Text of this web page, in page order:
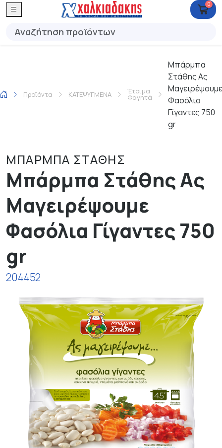
0
Προϊόντα ΚΑΤΕΨΥΓΜΕΝΑ Έτοιμα
Φαγητά
Μπάρμπα
Στάθης Ας
Μαγειρέψουμε
Φασόλια
Γίγαντες 750
gr
ΜΠΑΡΜΠΑ ΣΤΑΘΗΣ
Μπάρμπα Στάθης Ας
Μαγειρέψουμε
Φασόλια Γίγαντες 750
gr
204452